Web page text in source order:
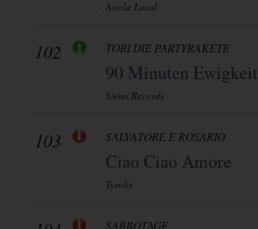
Ariola Local
102 TOBI DIE PARTYRAKETE
90 Minuten Ewigkeit
Steini Records
103 SALVATORE E ROSARIO
Ciao Ciao Amore
Tyrolis
SABBOTAGE